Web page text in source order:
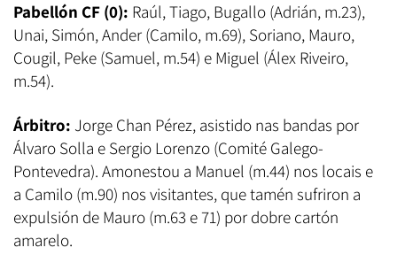
Pabellón CF (0): Raúl, Tiago, Bugallo (Adrián, m.23),
Unai, Simón, Ander (Camilo, m.69), Soriano, Mauro,
Cougil, Peke (Samuel, m.54) e Miguel (Álex Riveiro,
m.54).
Árbitro: Jorge Chan Pérez, asistido nas bandas por
Álvaro Solla e Sergio Lorenzo (Comité Galego-
Pontevedra). Amonestou a Manuel (m.44) nos locais e
a Camilo (m.90) nos visitantes, que tamén sufriron a
expulsión de Mauro (m.63 e 71) por dobre cartón
amarelo.